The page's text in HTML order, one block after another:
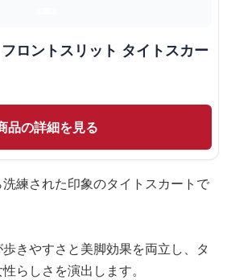
ロントスリット タイトスカー
品の詳細を見る
練された印象のタイトスカートで
きやすさと美脚効果を両立し、タ
らしさを演出します。